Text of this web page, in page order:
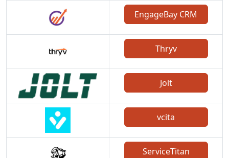
EngageBay CRM
Thryv
Jolt
vcita
ServiceTitan